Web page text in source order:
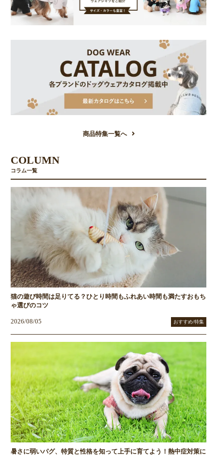
商品特集一覧へ
COLUMN
コラム一覧
猫の遊び時間は足りてる？ひとり時間もふれあい時間も満たすおもち
ゃ選びのコツ
2026/08/05 おすすめ/特集
暑さに弱いパグ、特質と性格を知って上手に育てよう！熱中症対策に